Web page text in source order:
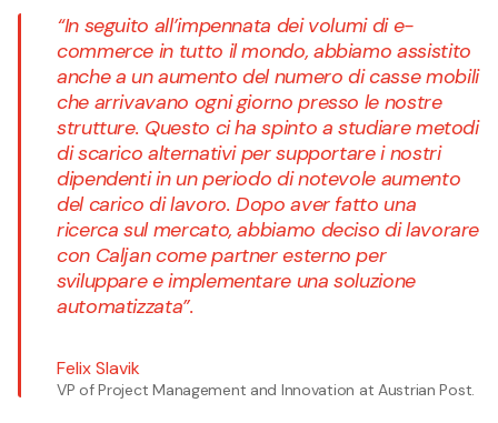
“In seguito all’impennata dei volumi di e-
commerce in tutto il mondo, abbiamo assistito
anche a un aumento del numero di casse mobili
che arrivavano ogni giorno presso le nostre
strutture. Questo ci ha spinto a studiare metodi
di scarico alternativi per supportare i nostri
dipendenti in un periodo di notevole aumento
del carico di lavoro. Dopo aver fatto una
ricerca sul mercato, abbiamo deciso di lavorare
con Caljan come partner esterno per
sviluppare e implementare una soluzione
automatizzata”.
Felix Slavik
VP of Project Management and Innovation at Austrian Post.